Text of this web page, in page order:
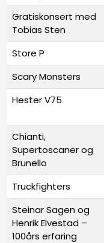
Gratiskonsert med
Tobias Sten
Store P
Scary Monsters
Hester V75
Chianti,
Supertoscaner og
Brunello
Truckfighters
Steinar Sagen og
Henrik Elvestad –
100års erfaring